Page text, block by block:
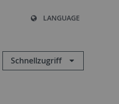
LANGUAGE
Schnellzugriff